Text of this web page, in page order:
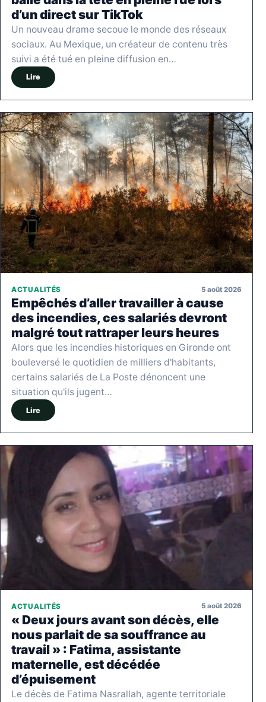
d’un direct sur TikTok
Un nouveau drame secoue le monde des réseaux
sociaux. Au Mexique, un créateur de contenu très
suivi a été tué en pleine diffusion en…
Lire
ACTUALITÉS 5 août 2026
Empêchés d’aller travailler à cause
des incendies, ces salariés devront
malgré tout rattraper leurs heures
Alors que les incendies historiques en Gironde ont
bouleversé le quotidien de milliers d'habitants,
certains salariés de La Poste dénoncent une
situation qu'ils jugent…
Lire
ACTUALITÉS 5 août 2026
« Deux jours avant son décès, elle
nous parlait de sa souffrance au
travail » : Fatima, assistante
maternelle, est décédée
d’épuisement
Le décès de Fatima Nasrallah, agente territoriale